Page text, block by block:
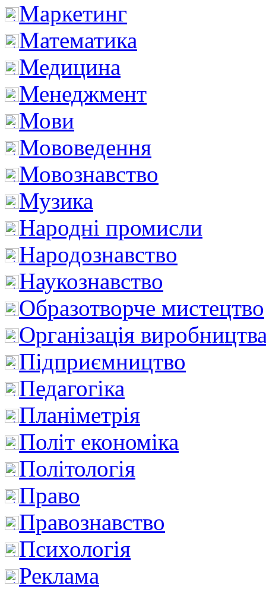
Маркетинг
Математика
Медицина
Менеджмент
Мови
Мововедення
Мовознавство
Музика
Народні промисли
Народознавство
Наукознавство
Образотворче мистецтво
Організація
Підприємництво
Педагогіка
Планіметрія
Політ економіка
Політологія
Право
Правознавство
Психологія
Реклама